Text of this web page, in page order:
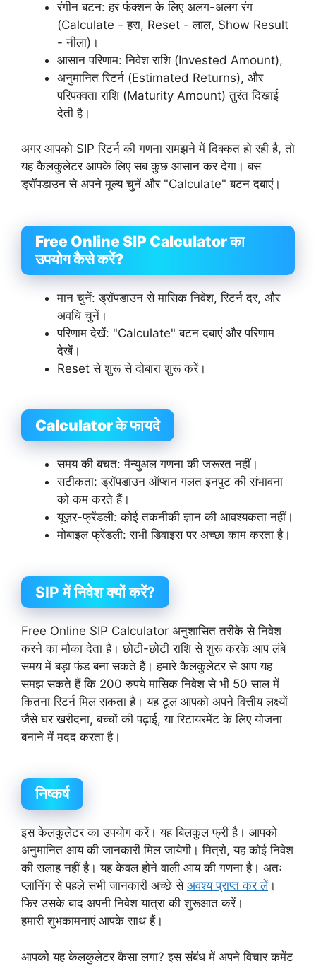
रंगीन बटन: हर फंक्शन के लिए अलग-अलग रंग
(Calculate - हरा, Reset - लाल, Show Result
- नीला)।
आसान परिणाम: निवेश राशि (Invested Amount),
अनुमानित रिटर्न (Estimated Returns), और
परिपक्वता राशि (Maturity Amount) तुरंत दिखाई
देती है।
अगर आपको SIP रिटर्न की गणना समझने में दिक्कत हो रही है, तो
यह कैलकुलेटर आपके लिए सब कुछ आसान कर देगा। बस
ड्रॉपडाउन से अपने मूल्य चुनें और "Calculate" बटन दबाएं।
Free Online SIP Calculator का
उपयोग कैसे करें?
मान चुनें: ड्रॉपडाउन से मासिक निवेश, रिटर्न दर, और
अवधि चुनें।
परिणाम देखें: "Calculate" बटन दबाएं और परिणाम
देखें।
Reset से शुरू से दोबारा शुरू करें।
Calculator के फायदे
समय की बचत: मैन्युअल गणना की जरूरत नहीं।
सटीकता: ड्रॉपडाउन ऑप्शन गलत इनपुट की संभावना
को कम करते हैं।
यूज़र-फ्रेंडली: कोई तकनीकी ज्ञान की आवश्यकता नहीं।
मोबाइल फ्रेंडली: सभी डिवाइस पर अच्छा काम करता है।
SIP में निवेश क्यों करें?
Free Online SIP Calculator अनुशासित तरीके से निवेश
करने का मौका देता है। छोटी-छोटी राशि से शुरू करके आप लंबे
समय में बड़ा फंड बना सकते हैं। हमारे कैलकुलेटर से आप यह
समझ सकते हैं कि 200 रुपये मासिक निवेश से भी 50 साल में
कितना रिटर्न मिल सकता है। यह टूल आपको अपने वित्तीय लक्ष्यों
जैसे घर खरीदना, बच्चों की पढ़ाई, या रिटायरमेंट के लिए योजना
बनाने में मदद करता है।
निष्कर्ष
इस केलकुलेटर का उपयोग करें। यह बिलकुल फ्री है। आपको
अनुमानित आय की जानकारी मिल जायेगी। मित्रो, यह कोई निवेश
की सलाह नहीं है। यह केवल होने वाली आय की गणना है। अतः
प्लानिंग से पहले सभी जानकारी अच्छे से अवश्य प्राप्त कर लें।
फिर उसके बाद अपनी निवेश यात्रा की शुरूआत करें।
हमारी शुभकामनाएं आपके साथ हैं।
आपको यह केलकुलेटर कैसा लगा? इस संबंध में अपने विचार कमेंट